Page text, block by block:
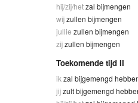
hij/zij/hetzal bijmengen
wijzullen bijmengen
jullie zullen bijmengen
zijzullen bijmengen
Toekomende tijd II
ikzal bijgemengd
jijzult bijgemengd